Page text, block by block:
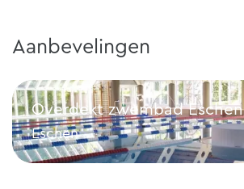
Aanbevelingen
Overdekt zwembad Eschen
Eschen
Overdekt zwembad Eschen